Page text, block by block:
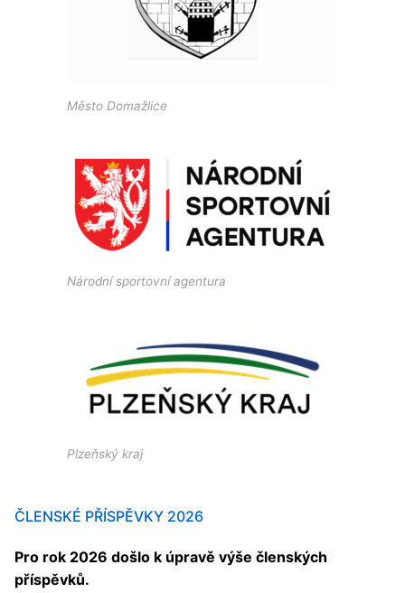
Město Domažlice
Národní sportovní agentura
Plzeňský kraj
ČLENSKÉ PŘÍSPĚVKY 2026
Pro rok 2026 došlo k úpravě výše členských
příspěvků.